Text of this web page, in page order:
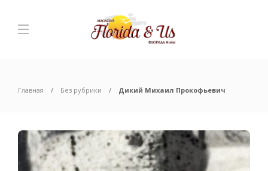
Главная Без рубрики Дикий Михаил Прокофьевич